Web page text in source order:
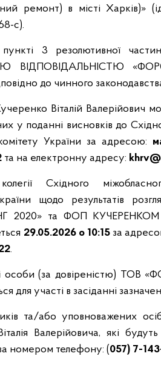
ремонт) в місті Харків)»
c).
3 резолютивної
до чинного
Віталій Валерійович
у поданні висновків до
України за адресою:
та на електронну адресу:
Східного
щодо результатів
2020» та ФОП КУЧЕРЕНКОМ
29.05.2026 о 10:15за
.
особи (за довіреністю) ТОВ
для участі в засіданні
та/або уповноважених
Валерійовича, які
номером телефону: (057) 7-